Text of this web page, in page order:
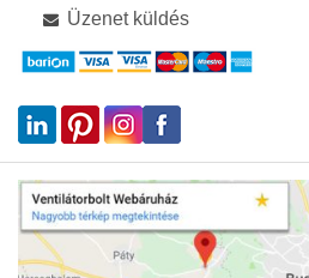
Üzenet küldés